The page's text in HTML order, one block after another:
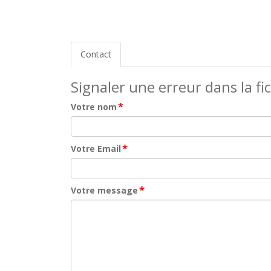
Contact
Signaler une erreur dans la
Votre nom*
Votre Email*
Votre message*